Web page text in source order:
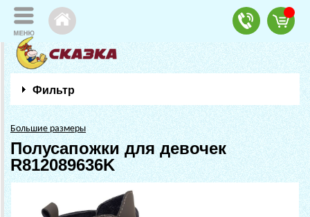
Фильтр
Большие размеры
Полусапожки для девочек
R812089636K